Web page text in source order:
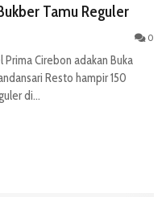
Tamu Reguler
0
Prima Cirebon adakan Buka
Resto hampir 150
di...